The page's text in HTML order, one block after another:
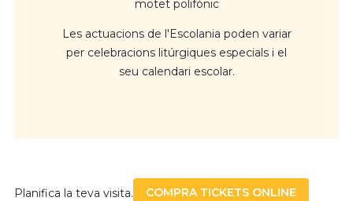
motet polifònic
Les actuacions de l'Escolania poden variar
per celebracions litúrgiques especials i el
seu calendari escolar.
Planifica la teva visita. COMPRA TICKETS ONLINE